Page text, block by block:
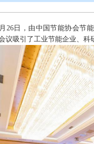
26日，由中国节能协会节
议吸引了工业节能企业、科